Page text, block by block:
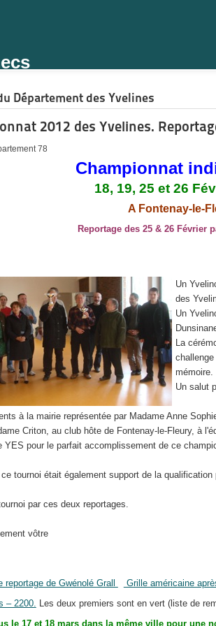
Département des Yvelines
2012 des Yvelines.
78
Championnat
18, 19, 25 et 26
A Fontenay-le-
Reportage des 25 & 26 Février
Un
des
Un
La
mémoire.
Un salut
à la mairie représentée par Madame Anne
Criton, au club hôte de Fontenay-le-Fleury, à
YES pour le parfait accomplissement de ce
ce tournoi était également support de la
par ces deux reportages.
vôtre
reportage de Gwénolé Grall
Grille américaine
– 2200. Les deux premiers sont en vert (liste de
le 17 et 18 mars dans la même ville pour une